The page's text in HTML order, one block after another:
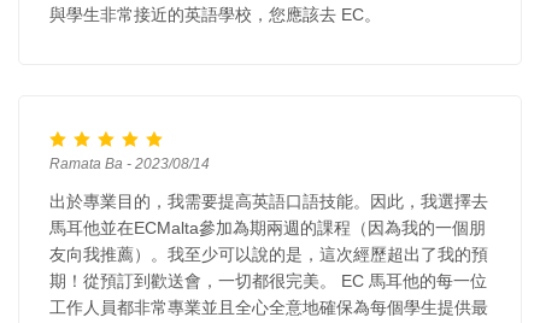
與學生非常接近的英語學校，您應該去 EC。
Ramata Ba - 2023/08/14
出於專業目的，我需要提高英語口語技能。因此，我選擇去
馬耳他並在ECMalta參加為期兩週的課程（因為我的一個朋
友向我推薦）。我至少可以說的是，這次經歷超出了我的預
期！從預訂到歡送會，一切都很完美。 EC 馬耳他的每一位
工作人員都非常專業並且全心全意地確保為每個學生提供最